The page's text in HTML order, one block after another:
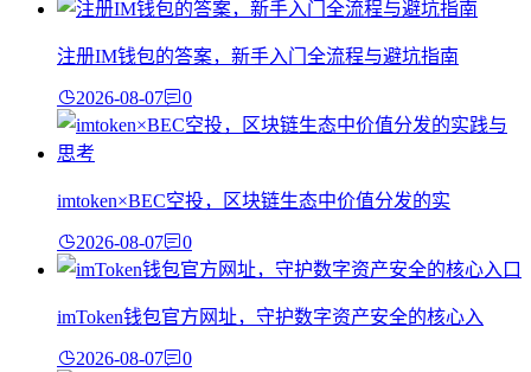
注册IM钱包的答案，新手入门全流程与避坑指南
2026-08-07 0
imtoken×BEC空投，区块链生态中价值分发的实
2026-08-07 0
imToken钱包官方网址，守护数字资产安全的核心入
2026-08-07 0